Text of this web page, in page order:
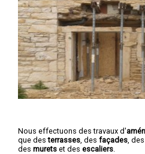
Nous effectuons des travaux d'
que desterrasses , des façades , des
des murets et des escaliers